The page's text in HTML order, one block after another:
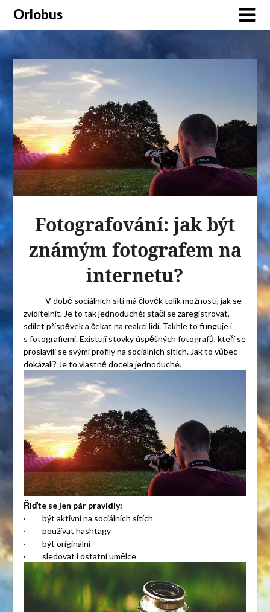
Orlobus
Fotografování: jak být
známým fotografem na
internetu?
V době sociálních sítí má člověk tolik možností, jak se
zviditelnit. Je to tak jednoduché: stačí se zaregistrovat,
sdílet příspěvek a čekat na reakci lidí. Takhle to funguje i
s fotografiemi. Existují stovky úspěšných fotografů, kteří se
proslavili se svými profily na sociálních sítích. Jak to vůbec
dokázali? Je to vlastně docela jednoduché.
Řiďte se jen pár pravidly:
· být aktivní na sociálních sítích
· používat hashtagy
· být originální
· sledovat i ostatní umělce